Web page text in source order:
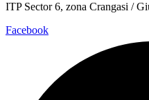
ITP Sector 6, zona Crangasi /
Facebook